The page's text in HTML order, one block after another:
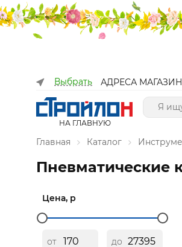
Выбрать АДРЕСА
НА ГЛАВНУЮ
Главная Каталог
Пневматические
Цена, р
от до